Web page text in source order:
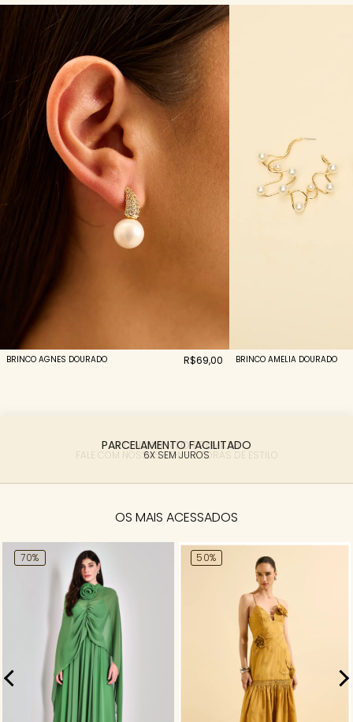
BRINCO AGNES DOURADO R$69,00 BRINCO AMELIA DOURADO
PARCELAMENTO FACILITADO
6X SEM JUROS
OS MAIS ACESSADOS
70% 50%